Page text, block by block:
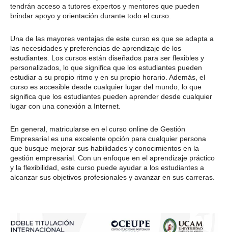
tendrán acceso a tutores expertos y mentores que pueden
brindar apoyo y orientación durante todo el curso.
Una de las mayores ventajas de este curso es que se adapta a
las necesidades y preferencias de aprendizaje de los
estudiantes. Los cursos están diseñados para ser flexibles y
personalizados, lo que significa que los estudiantes pueden
estudiar a su propio ritmo y en su propio horario. Además, el
curso es accesible desde cualquier lugar del mundo, lo que
significa que los estudiantes pueden aprender desde cualquier
lugar con una conexión a Internet.
En general, matricularse en el curso online de Gestión
Empresarial es una excelente opción para cualquier persona
que busque mejorar sus habilidades y conocimientos en la
gestión empresarial. Con un enfoque en el aprendizaje práctico
y la flexibilidad, este curso puede ayudar a los estudiantes a
alcanzar sus objetivos profesionales y avanzar en sus carreras.